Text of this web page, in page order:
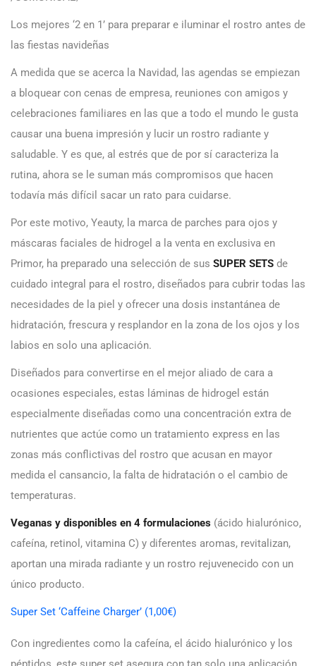
Los mejores ‘2 en 1’ para preparar e iluminar el rostro antes de
las fiestas navideñas
A medida que se acerca la Navidad, las agendas se empiezan
a bloquear con cenas de empresa, reuniones con amigos y
celebraciones familiares en las que a todo el mundo le gusta
causar una buena impresión y lucir un rostro radiante y
saludable. Y es que, al estrés que de por sí caracteriza la
rutina, ahora se le suman más compromisos que hacen
todavía más difícil sacar un rato para cuidarse.
Por este motivo, Yeauty, la marca de parches para ojos y
máscaras faciales de hidrogel a la venta en exclusiva en
Primor, ha preparado una selección de sus SUPER SETS de
cuidado integral para el rostro, diseñados para cubrir todas las
necesidades de la piel y ofrecer una dosis instantánea de
hidratación, frescura y resplandor en la zona de los ojos y los
labios en solo una aplicación.
Diseñados para convertirse en el mejor aliado de cara a
ocasiones especiales, estas láminas de hidrogel están
especialmente diseñadas como una concentración extra de
nutrientes que actúe como un tratamiento express en las
zonas más conflictivas del rostro que acusan en mayor
medida el cansancio, la falta de hidratación o el cambio de
temperaturas.
Veganas y disponibles en 4 formulaciones (ácido hialurónico,
cafeína, retinol, vitamina C) y diferentes aromas, revitalizan,
aportan una mirada radiante y un rostro rejuvenecido con un
único producto.
Super Set ‘Caffeine Charger’ (1,00€)
Con ingredientes como la cafeína, el ácido hialurónico y los